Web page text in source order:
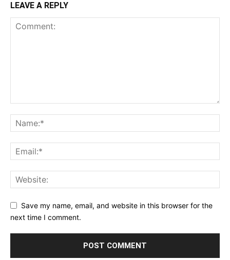
LEAVE A REPLY
Save my name, email, and website in this browser for the
next time I comment.